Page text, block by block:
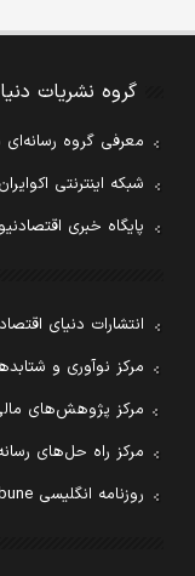
گروه نشریات
معرفی گروه رسانه‌ای
شبکه اینترنتی اکوایران
پایگاه خبری
انتشارات دنیای اقتصاد
مرکز نوآوری و
مرکز پژوهش‌های
مرکز راه حل‌های
روزنامه انگلیسی Financial Tribune